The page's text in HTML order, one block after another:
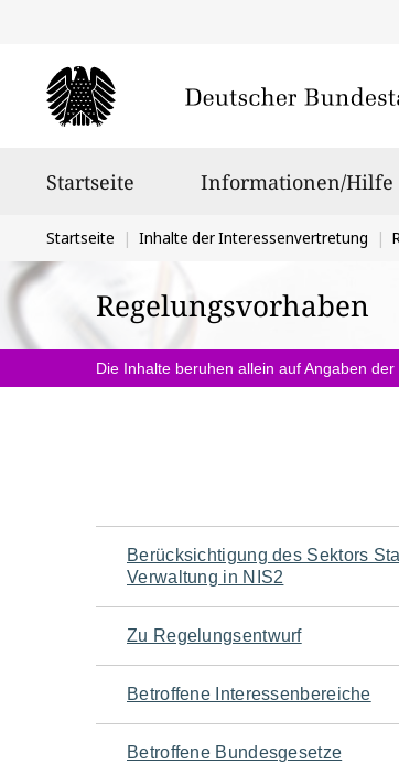
Startseite Informationen/Hilfe
Sie
befinden
sich
hier:
Startseite Inhalte der Interessenvertretung
Regelungsvorhaben
Die Inhalte beruhen allein auf Angaben
Navigation
für
den
Seiteninhalt
Berücksichtigung des Sektors
Verwaltung in NIS2
Zu Regelungsentwurf
Betroffene Interessenbereiche
Betroffene Bundesgesetze